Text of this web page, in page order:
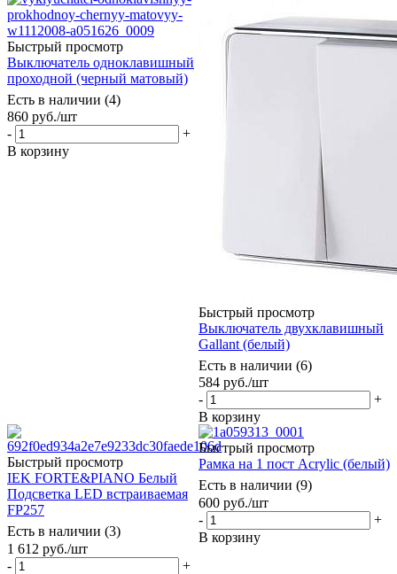
Быстрый просмотр
Выключатель одноклавишный
проходной (черный матовый)
Есть в наличии (4)
860 руб./шт
-
+
В корзину
Быстрый просмотр
Выключатель двухклавишный
Gallant (белый)
Есть в наличии (6)
584 руб./шт
-
+
В корзину
Быстрый просмотр
IEK FORTE&PIANO Белый
Подсветка LED встраиваемая
FP257
Есть в наличии (3)
1 612 руб./шт
-
+
Быстрый просмотр
Рамка на 1 пост Acrylic (белый)
Есть в наличии (9)
600 руб./шт
-
+
В корзину